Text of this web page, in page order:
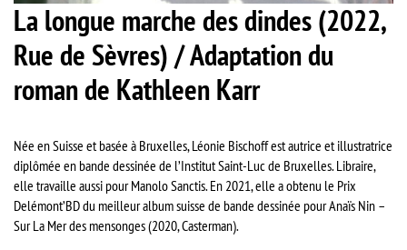
La longue marche des dindes (2022,
Rue de Sèvres) / Adaptation du
roman de Kathleen Karr
Née en Suisse et basée à Bruxelles, Léonie Bischoff est autrice et illustratrice
diplômée en bande dessinée de l’Institut Saint-Luc de Bruxelles. Libraire,
elle travaille aussi pour Manolo Sanctis. En 2021, elle a obtenu le Prix
Delémont’BD du meilleur album suisse de bande dessinée pour Anaïs Nin –
Sur La Mer des mensonges (2020, Casterman).